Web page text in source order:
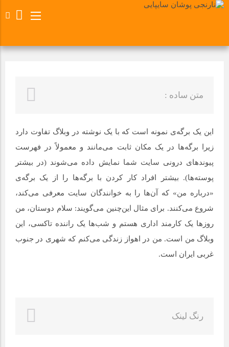
متن ساده :
این یک برگه‌ی نمونه است که با یک نوشته در وبلاگ تفاوت دارد
زیرا برگه‌ها در یک مکان ثابت می‌مانند و معمولاً در فهرست
پیوندهای درونی سایت شما نمایش داده می‌شوند (در بیشتر
پوسته‌ها). بیشتر افراد کار کردن با برگه‌ها را از یک برگه‌ی
«درباره من» که آن‌ها را به خوانندگان سایت معرفی می‌کند،
شروع می‌کنند. برای مثال این‌چنین می‌گویند: سلام دوستان، من
روزها یک کارمند اداری هستم و شب‌ها یک راننده تاکسی، این
وبلاگ من است. من در اهواز زندگی می‌کنم که شهری در جنوب
غربی ایران است.
رنگ لینک